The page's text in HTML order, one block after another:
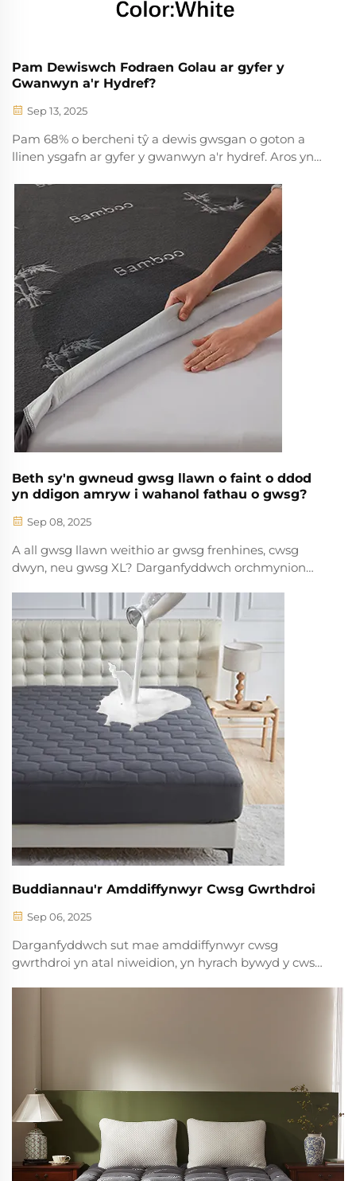
Pam Dewiswch Fodraen Golau ar gyfer y
Gwanwyn a'r Hydref?
Sep 13, 2025
Pam 68% o bercheni tŷ a dewis gwsgan o goton a
llinen ysgafn ar gyfer y gwanwyn a'r hydref. Aros yn
tymheredd, lleihau costau ynni, a chysgu yn well
gyda ffyrdd naturiol. Darganfyddwch y gwyddoniaeth
sydd ar y gefn o gwsg orau ar gyfer y tymor.
Beth sy'n gwneud gwsg llawn o faint o ddod
yn ddigon amryw i wahanol fathau o gwsg?
Sep 08, 2025
A all gwsg llawn weithio ar gwsg frenhines, cwsg
dwyn, neu gwsg XL? Darganfyddwch orchmynion
defnyddiau. Uwchleia'ch cwsg nawr.
Buddiannau'r Amddiffynwyr Cwsg Gwrthdroi
Sep 06, 2025
Darganfyddwch sut mae amddiffynwyr cwsg
gwrthdroi yn atal niweidion, yn hyrach bywyd y cwsg